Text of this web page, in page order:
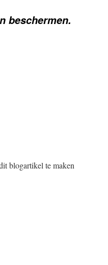
beschermen.
blogartikel te maken